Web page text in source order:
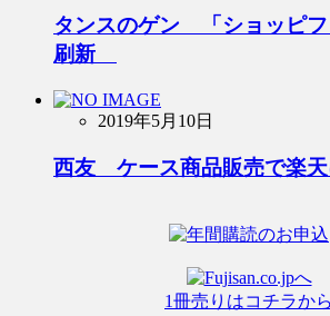
タンスのゲン 「ショッピフ
刷新
2019年5月10日
西友 ケース商品販売で楽天
1冊売りはコチラから